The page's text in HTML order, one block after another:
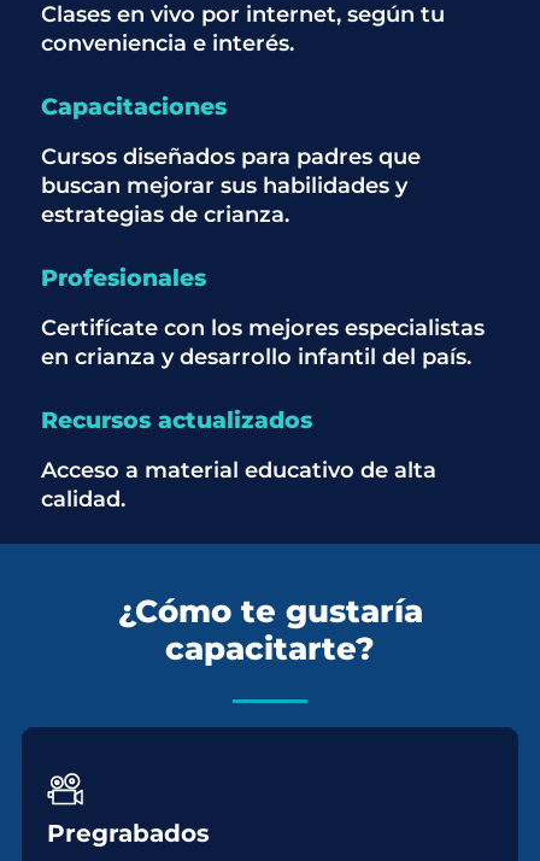
Clases en vivo por internet, según tu
conveniencia e interés.
Capacitaciones
Cursos diseñados para padres que
buscan mejorar sus habilidades y
estrategias de crianza.
Profesionales
Certifícate con los mejores especialistas
en crianza y desarrollo infantil del país.
Recursos actualizados
Acceso a material educativo de alta
calidad.
¿Cómo te gustaría
capacitarte?
Pregrabados